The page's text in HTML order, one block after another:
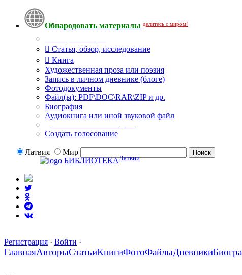
Обнародовать материалы делитесь с миром!
Статья, обзор, исследование
Книга
Художественная проза или поэзия
Запись в личном дневнике (блоге)
Фотодокументы
Файл(ы): PDF\DOC\RAR\ZIP и др.
Биография
Аудиокнига или иной звуковой файл
Создать голосование
Латвия
Мир
БИБЛИОТЕКАЛатвии
Регистрация · Войти ·
ГлавнаяАвторыСтатьиКнигиФотоФайлыДневники